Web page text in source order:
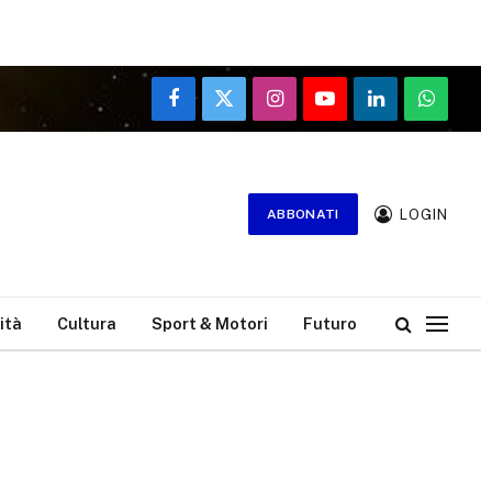
Facebook
X
(Twitter)
InstagramYouTubeLinkedIn
ABBONATI LOGIN
Cultura Sport & Motori Futuro